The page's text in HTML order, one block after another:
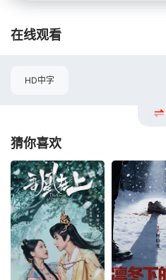
在线观看
HD中字
猜你喜欢